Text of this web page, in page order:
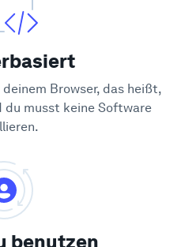
Browser, das heißt,
du musst keine Software
benutzen